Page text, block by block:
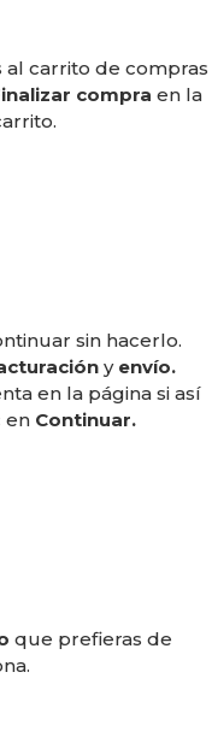
carrito de compras
compra en la
sin hacerlo.
y envío.
en la página si así
en Continuar.
que prefieras de